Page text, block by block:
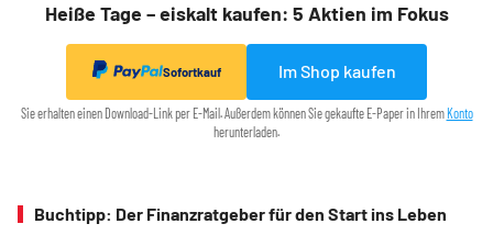
Heiße Tage – eiskalt kaufen: 5 Aktien im Fokus
Sofortkauf Im Shop kaufen
Sie erhalten einen Download-Link per E-Mail. Außerdem können Sie gekaufte E-Paper in IhremKonto
herunterladen.
Buchtipp: Der Finanzratgeber für den Start ins Leben